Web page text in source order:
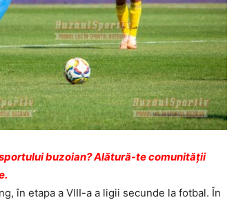
buzoian? Alătură-te comunității
în etapa a VIII-a a ligii secunde la fotbal. În